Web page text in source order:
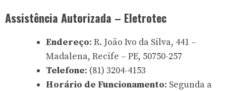
Assistência Autorizada – Eletrotec
Endereço: R. João Ivo da Silva, 441 –
Madalena, Recife – PE, 50750-257
Telefone: (81) 3204-4153
Horário de Funcionamento: Segunda a